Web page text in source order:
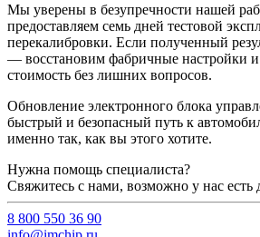
Мы уверены в безупречности нашей
предоставляем семь дней тестовой
перекалибровки. Если полученный
— восстановим фабричные настройки
стоимость без лишних вопросов.
Обновление электронного блока
быстрый и безопасный путь к
именно так, как вы этого хотите.
Нужна помощь специалиста?
Свяжитесь с нами, возможно у нас есть
8 800 550 36 90